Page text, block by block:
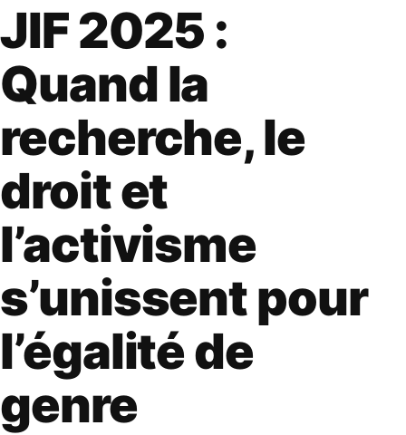
JIF 2025 :
Quand la
recherche, le
droit et
l’activisme
s’unissent pour
l’égalité de
genre